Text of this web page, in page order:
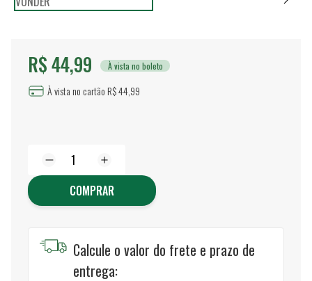
R$ 44,99 À vista no boleto
À vista no cartão R$ 44,99
COMPRAR
Calcule o valor do frete e prazo de
entrega: